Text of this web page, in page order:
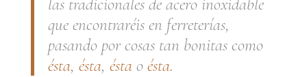
las tradicionales de acero inoxidable
que encontraréis en ferreterías,
pasando por cosas tan bonitas como
ésta, ésta, ésta o ésta.